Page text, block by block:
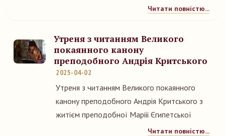
Читати повністю...
Утреня з читанням Великого
покаянного канону
преподобного Андрія Критського
2025-04-02
Утреня з читанням Великого покаянного
канону преподобного Андрія Критського з
житієм преподобної Марііі Єгипетської
Читати повністю...